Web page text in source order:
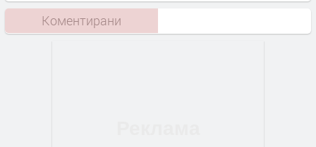
Коментирани